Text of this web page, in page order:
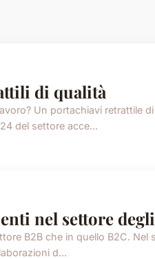
di qualità
Un portachiavi retrattile
del settore acce...
nel settore
B2B che in quello B2C. Nel
d...